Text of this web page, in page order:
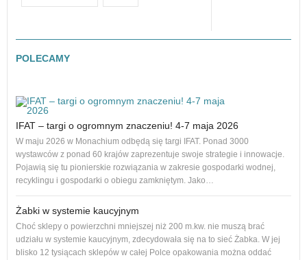
POLECAMY
IFAT – targi o ogromnym znaczeniu! 4-7 maja 2026
W maju 2026 w Monachium odbędą się targi IFAT. Ponad 3000
wystawców z ponad 60 krajów zaprezentuje swoje strategie i innowacje.
Pojawią się tu pionierskie rozwiązania w zakresie gospodarki wodnej,
recyklingu i gospodarki o obiegu zamkniętym. Jako…
Żabki w systemie kaucyjnym
Choć sklepy o powierzchni mniejszej niż 200 m.kw. nie muszą brać
udziału w systemie kaucyjnym, zdecydowała się na to sieć Żabka. W jej
blisko 12 tysiącach sklepów w całej Polce opakowania można oddać